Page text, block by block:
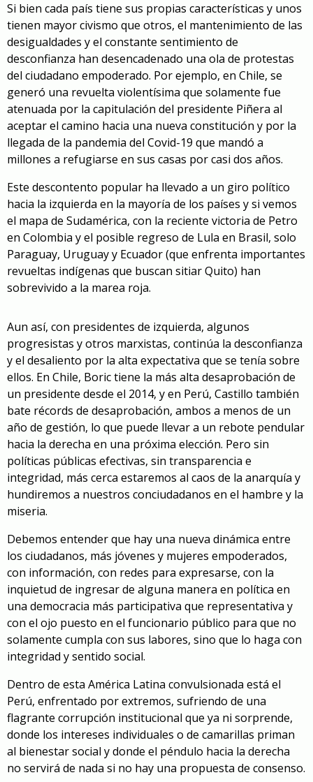
Si bien cada país tiene sus propias características y unos
tienen mayor civismo que otros, el mantenimiento de las
desigualdades y el constante sentimiento de
desconfianza han desencadenado una ola de protestas
del ciudadano empoderado. Por ejemplo, en Chile, se
generó una revuelta violentísima que solamente fue
atenuada por la capitulación del presidente Piñera al
aceptar el camino hacia una nueva constitución y por la
llegada de la pandemia del Covid-19 que mandó a
millones a refugiarse en sus casas por casi dos años.
Este descontento popular ha llevado a un giro político
hacia la izquierda en la mayoría de los países y si vemos
el mapa de Sudamérica, con la reciente victoria de Petro
en Colombia y el posible regreso de Lula en Brasil, solo
Paraguay, Uruguay y Ecuador (que enfrenta importantes
revueltas indígenas que buscan sitiar Quito) han
sobrevivido a la marea roja.
Aun así, con presidentes de izquierda, algunos
progresistas y otros marxistas, continúa la desconfianza
y el desaliento por la alta expectativa que se tenía sobre
ellos. En Chile, Boric tiene la más alta desaprobación de
un presidente desde el 2014, y en Perú, Castillo también
bate récords de desaprobación, ambos a menos de un
año de gestión, lo que puede llevar a un rebote pendular
hacia la derecha en una próxima elección. Pero sin
políticas públicas efectivas, sin transparencia e
integridad, más cerca estaremos al caos de la anarquía y
hundiremos a nuestros conciudadanos en el hambre y la
miseria.
Debemos entender que hay una nueva dinámica entre
los ciudadanos, más jóvenes y mujeres empoderados,
con información, con redes para expresarse, con la
inquietud de ingresar de alguna manera en política en
una democracia más participativa que representativa y
con el ojo puesto en el funcionario público para que no
solamente cumpla con sus labores, sino que lo haga con
integridad y sentido social.
Dentro de esta América Latina convulsionada está el
Perú, enfrentado por extremos, sufriendo de una
flagrante corrupción institucional que ya ni sorprende,
donde los intereses individuales o de camarillas priman
al bienestar social y donde el péndulo hacia la derecha
no servirá de nada si no hay una propuesta de consenso.